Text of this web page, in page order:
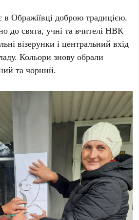
в Ображіївці доброю традицією.
до свята, учні та вчителі НВК
візерунки і центральний вхід
Кольори знову обрали
та чорний.